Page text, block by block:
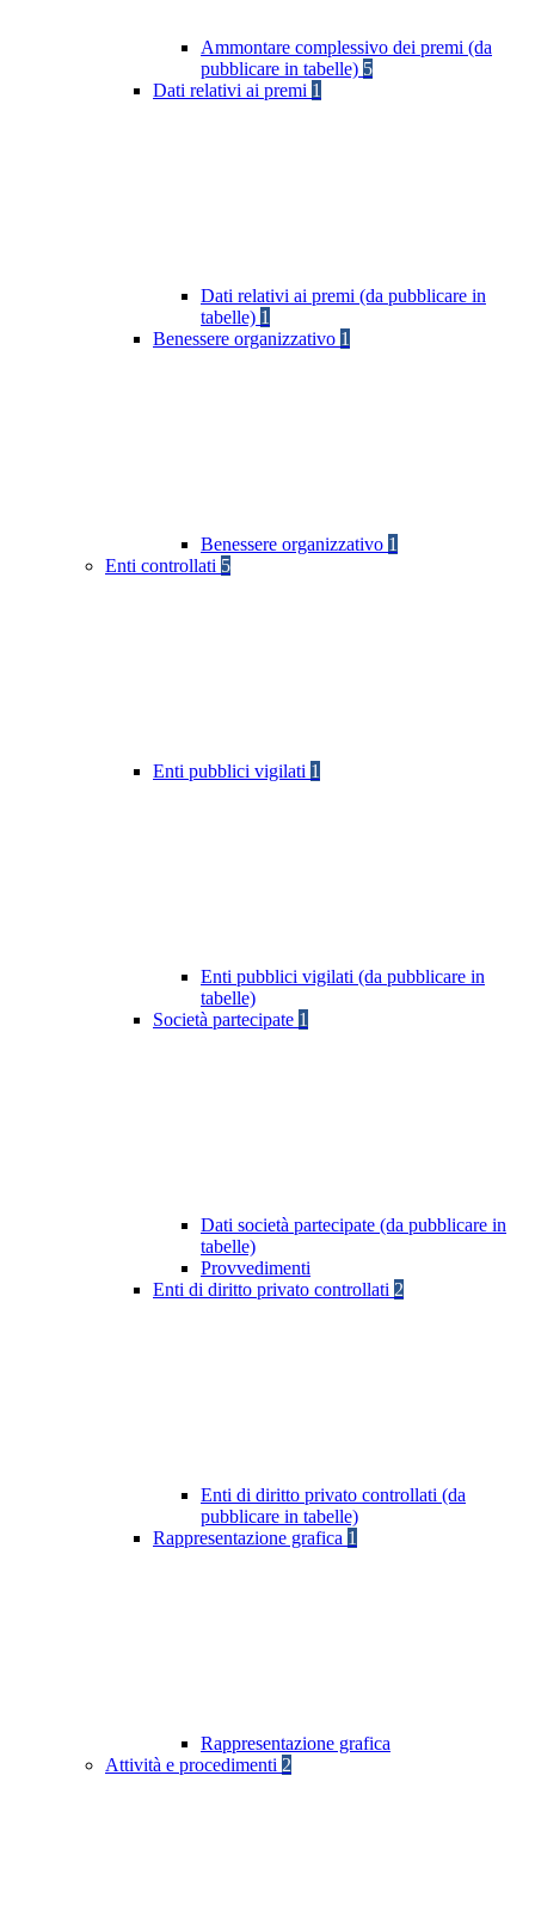
Ammontare complessivo dei premi (da
pubblicare in tabelle) 5
Dati relativi ai premi 1
Dati relativi ai premi (da pubblicare in
tabelle) 1
Benessere organizzativo 1
Benessere organizzativo 1
Enti controllati 5
Enti pubblici vigilati 1
Enti pubblici vigilati (da pubblicare in
tabelle)
Società partecipate 1
Dati società partecipate (da pubblicare in
tabelle)
Provvedimenti
Enti di diritto privato controllati 2
Enti di diritto privato controllati (da
pubblicare in tabelle)
Rappresentazione grafica 1
Rappresentazione grafica
Attività e procedimenti 2